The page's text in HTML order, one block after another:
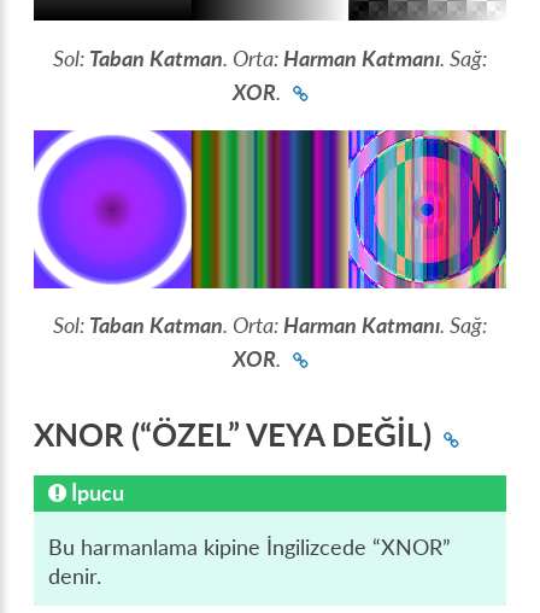
Sol: Taban Katman. Orta: Harman Katmanı. Sağ:
XOR.
Sol: Taban Katman. Orta:Harman Katmanı. Sağ:
XOR.
XNOR (“ÖZEL” VEYA DEĞİL)
İpucu
Bu harmanlama kipine İngilizcede “XNOR”
denir.